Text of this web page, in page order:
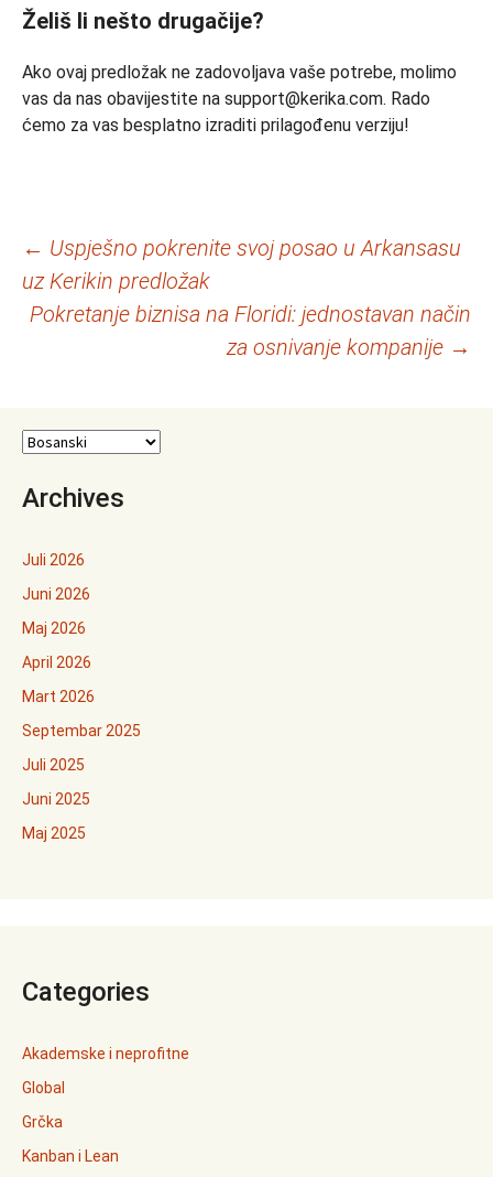
Želiš li nešto drugačije?
Ako ovaj predložak ne zadovoljava vaše potrebe, molimo
vas da nas obavijestite na support@kerika.com. Rado
ćemo za vas besplatno izraditi prilagođenu verziju!
Navigacija
članaka
← Uspješno pokrenite svoj posao u Arkansasu
uz Kerikin predložak
Pokretanje biznisa na Floridi: jednostavan način
za osnivanje kompanije →
Archives
Juli 2026
Juni 2026
Maj 2026
April 2026
Mart 2026
Septembar 2025
Juli 2025
Juni 2025
Maj 2025
Categories
Akademske i neprofitne
Global
Grčka
Kanban i Lean